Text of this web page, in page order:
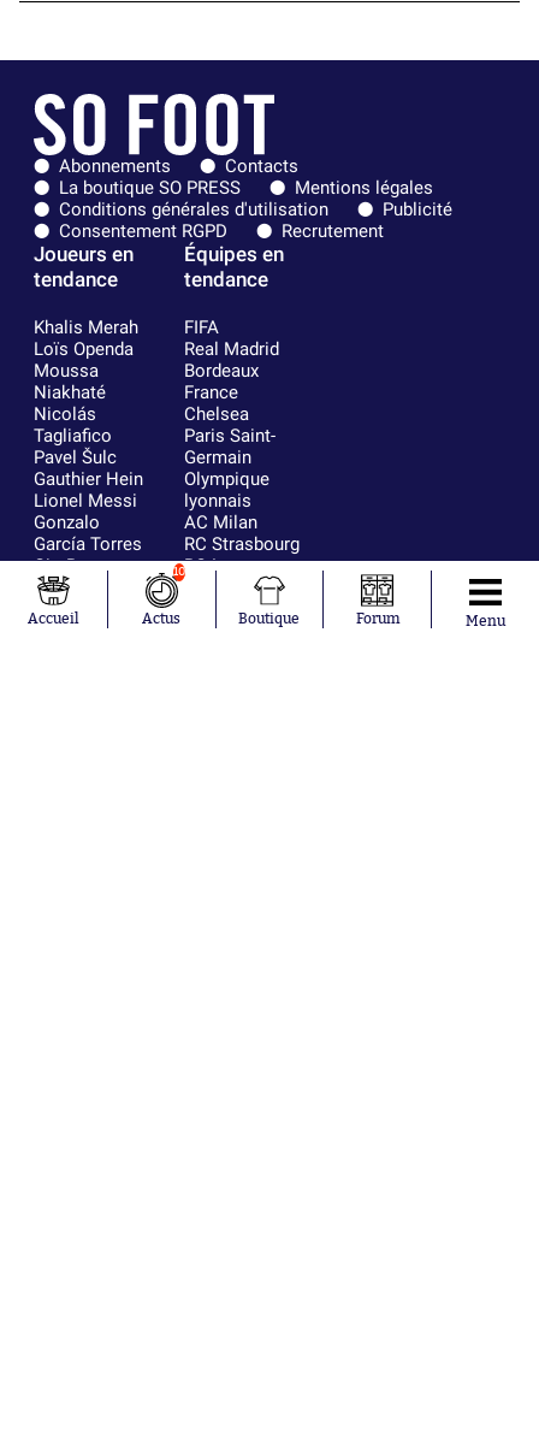
Abonnements
Contacts
La boutique SO PRESS
Mentions légales
Conditions générales d'utilisation
Publicité
Consentement RGPD
Recrutement
Joueurs en
tendance
Khalis Merah
Loïs Openda
Moussa
Niakhaté
Nicolás
Tagliafico
Pavel Šulc
Gauthier Hein
Lionel Messi
Gonzalo
García Torres
Gio Reyna
Leandro
Paredes
Équipes en
tendance
FIFA
Real Madrid
Bordeaux
France
Chelsea
Paris Saint-
Germain
Olympique
lyonnais
AC Milan
RC Strasbourg
RC Lens
Accueil
10
Actus Boutique Forum Menu